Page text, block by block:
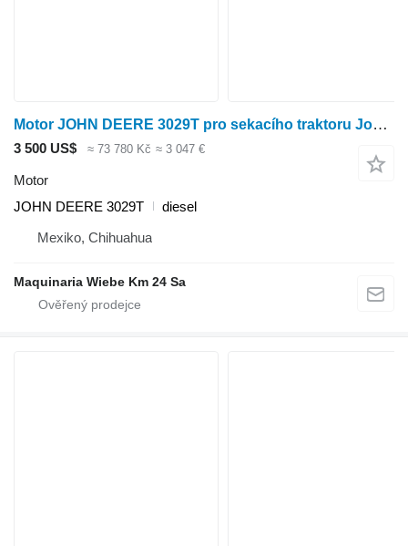
Motor JOHN DEERE 3029T pro sekacího traktoru John Deere 240
3 500 US$ ≈ 73 780 Kč ≈ 3 047 €
Motor
JOHN DEERE 3029T
diesel
Mexiko, Chihuahua
Maquinaria Wiebe Km 24 Sa